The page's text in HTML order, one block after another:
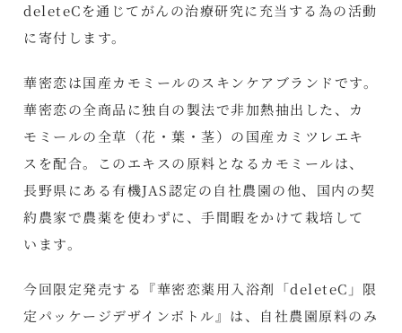
deleteCを通じてがんの治療研究に充当する為の活動
に寄付します。
華密恋は国産カモミールのスキンケアブランドです。
華密恋の全商品に独自の製法で非加熱抽出した、カ
モミールの全草（花・葉・茎）の国産カミツレエキ
スを配合。このエキスの原料となるカモミールは、
長野県にある有機JAS認定の自社農園の他、国内の契
約農家で農薬を使わずに、手間暇をかけて栽培して
います。
今回限定発売する『華密恋薬用入浴剤「deleteC」限
定パッケージデザインボトル』は、自社農園原料のみ